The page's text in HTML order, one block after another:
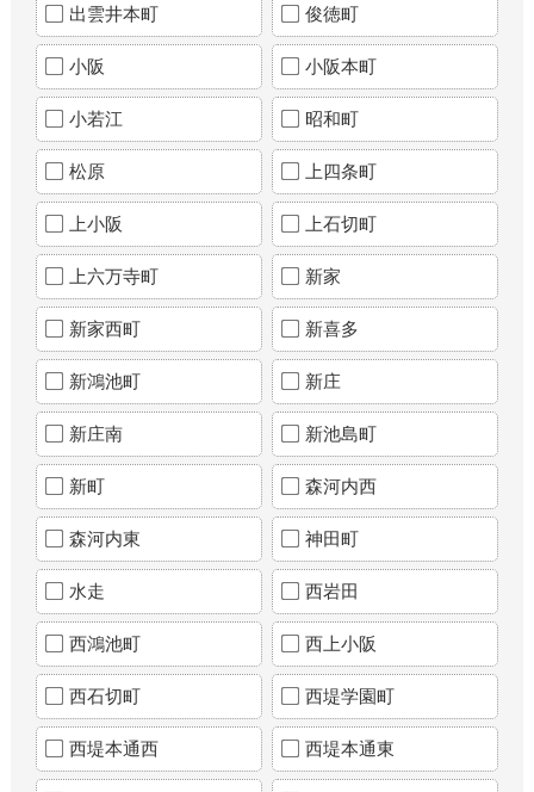
出雲井本町 俊徳町
小阪 小阪本町
小若江 昭和町
松原 上四条町
上小阪 上石切町
上六万寺町 新家
新家西町 新喜多
新鴻池町 新庄
新庄南 新池島町
新町 森河内西
森河内東 神田町
水走 西岩田
西鴻池町 西上小阪
西石切町 西堤学園町
西堤本通西 西堤本通東